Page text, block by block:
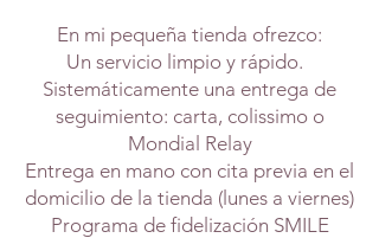
En mi pequeña tienda ofrezco:
Un servicio limpio y rápido.
Sistemáticamente una entrega de
seguimiento: carta, colissimo o
Mondial Relay
Entrega en mano con cita previa en el
domicilio de la tienda (lunes a viernes)
Programa de fidelización SMILE